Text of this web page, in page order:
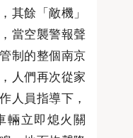
其餘「敵機」
當空襲警報聲
制的整個南京
人們再次從家
人員指導下，
輛立即熄火關